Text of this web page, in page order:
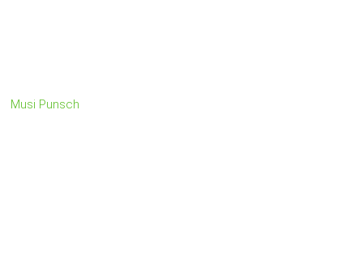
Musi Punsch